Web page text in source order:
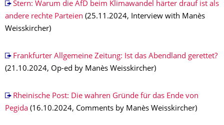
Stern: Warum die AfD beim Klimawandel härter drauf ist als
andere rechte Parteien (25.11.2024, Interview with Manès
Weisskircher)
Frankfurter Allgemeine Zeitung: Ist das Abendland gerettet?
(21.10.2024, Op-ed by Manès Weisskircher)
Rheinische Post: Die wahren Gründe für das Ende von
Pegida (16.10.2024, Comments by Manès Weisskircher)